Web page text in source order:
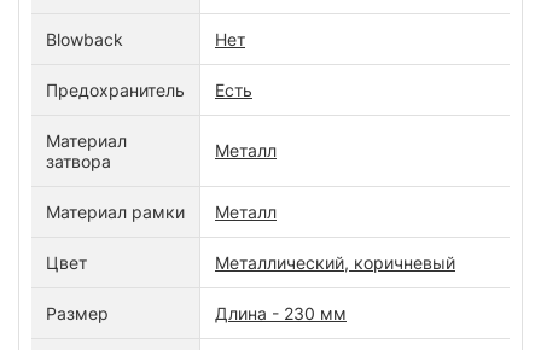
Blowback Нет
Предохранитель Есть
Материал
затвора
Металл
Материал рамки Металл
Цвет Металлический, коричневый
Размер Длина - 230 мм